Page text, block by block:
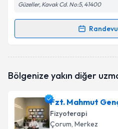
Güzeller, Kavak Cd. No:5, 41400
Randevu Takvimi
oluşturun. Size bu
E-posta Adresiniz
Bölgenize yakın diğer
Fzt. Mahmut
Fizyoterapi
Çorum, Merkez